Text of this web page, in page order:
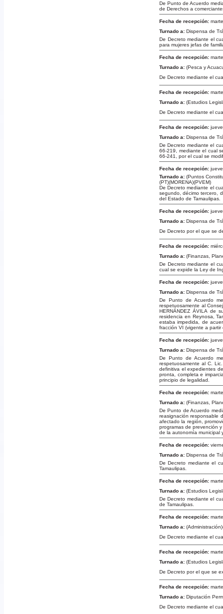
De Punto de Acuerdo
de Derechos a
Fecha de recepción:
Turnado a: Dispensa de
De Decreto mediante el
para mujeres jefas de
Fecha de recepción:
Turnado a: (Pesca y
De Decreto mediante el
Fecha de recepción:
Turnado a: (Estudios
De Decreto mediante el
Fecha de recepción:
Turnado a: Dispensa de
De Decreto mediante el
66-219, mediante el cual
66-241, por el cual se
Fecha de recepción:
Turnado a: (Puntos
(PT)(MORENA)(PVEM)
De Decreto mediante el
segundo, décimo tercero,
del Estado de Tamaulipas.
Fecha de recepción:
Turnado a: Dispensa de
De Decreto por el que se
Fecha de recepción:
Turnado a: (Finanzas,
De Decreto mediante el
cual se expide la Ley de
Fecha de recepción:
Turnado a: Dispensa de
De Punto de Acuerdo
respetuosamente al
HERNÁNDEZ ÁVILA de
residencia en Reynosa,
estaba impedida, de
fracción VI (vigente a
Fecha de recepción:
Turnado a: Dispensa de
De Punto de Acuerdo
respetuosamente al C.
definitiva el expedientes
pronta, completa e
principio de legalidad.
Fecha de recepción:
Turnado a: (Finanzas,
De Punto de Acuerdo
reasignación responsable
afectado la región,
programas de prevención
de la autonomía municipal
Fecha de recepción:
Turnado a: Dispensa de
De Decreto mediante el
Tamaulipas.
Fecha de recepción:
Turnado a: (Estudios
De Decreto mediante el
de Tamaulipas.
Fecha de recepción:
Turnado a:
De Decreto mediante el
Fecha de recepción:
Turnado a: (Estudios
De Decreto por el que se
Fecha de recepción:
Turnado a: Diputación
De Decreto mediante el